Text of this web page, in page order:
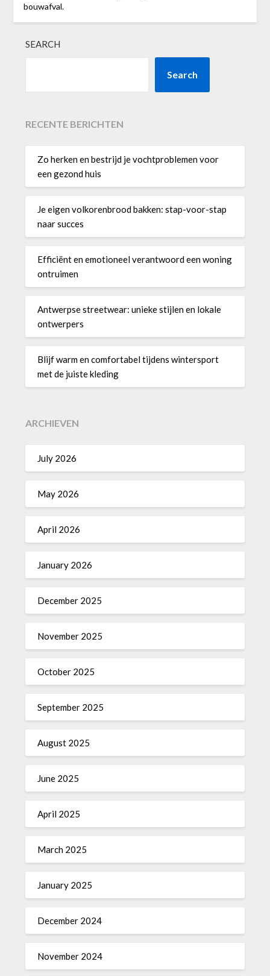
bouwafval.
SEARCH
Search
RECENTE BERICHTEN
Zo herken en bestrijd je vochtproblemen voor
een gezond huis
Je eigen volkorenbrood bakken: stap-voor-stap
naar succes
Efficiënt en emotioneel verantwoord een woning
ontruimen
Antwerpse streetwear: unieke stijlen en lokale
ontwerpers
Blijf warm en comfortabel tijdens wintersport
met de juiste kleding
ARCHIEVEN
July 2026
May 2026
April 2026
January 2026
December 2025
November 2025
October 2025
September 2025
August 2025
June 2025
April 2025
March 2025
January 2025
December 2024
November 2024